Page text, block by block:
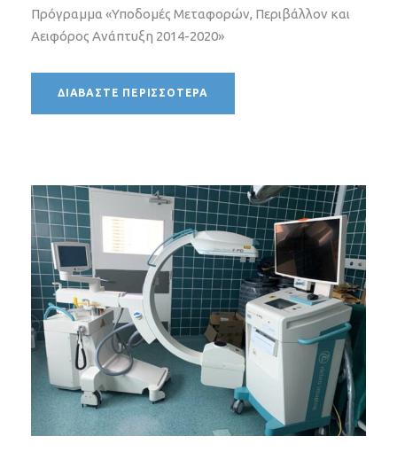
Πρόγραμμα «Υποδομές Μεταφορών, Περιβάλλον και
Αειφόρος Ανάπτυξη 2014-2020»
ΔΙΑΒΆΣΤΕ ΠΕΡΙΣΣΌΤΕΡΑ